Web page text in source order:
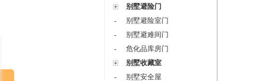
别墅避险门
-
别墅避险室门
-
别墅避难间门
-
危化品库房门
别墅收藏室
-
别墅安全屋